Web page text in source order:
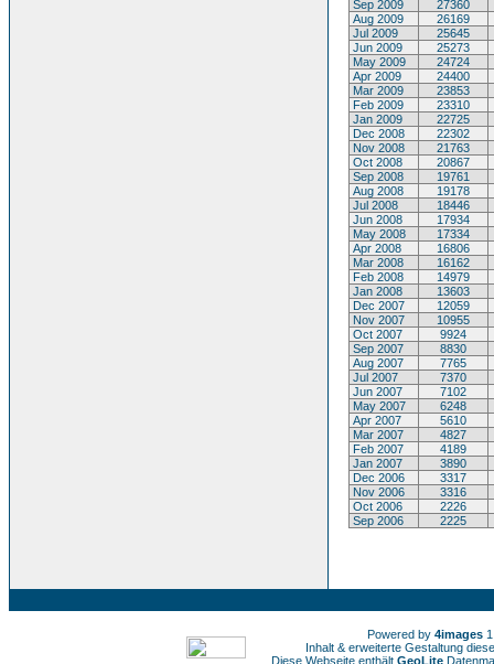
Sep 2009
27360
Aug 2009
26169
Jul 2009
25645
Jun 2009
25273
May 2009
24724
Apr 2009
24400
Mar 2009
23853
Feb 2009
23310
Jan 2009
22725
Dec 2008
22302
Nov 2008
21763
Oct 2008
20867
Sep 2008
19761
Aug 2008
19178
Jul 2008
18446
Jun 2008
17934
May 2008
17334
Apr 2008
16806
Mar 2008
16162
Feb 2008
14979
Jan 2008
13603
Dec 2007
12059
Nov 2007
10955
Oct 2007
9924
Sep 2007
8830
Aug 2007
7765
Jul 2007
7370
Jun 2007
7102
May 2007
6248
Apr 2007
5610
Mar 2007
4827
Feb 2007
4189
Jan 2007
3890
Dec 2006
3317
Nov 2006
3316
Oct 2006
2226
Sep 2006
2225
Powered by 4images
Inhalt & erweiterte Gestaltung
Diese Webseite enthält GeoLite